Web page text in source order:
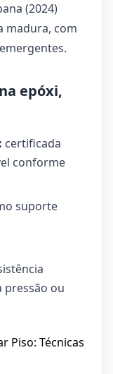
(2024)
madura, com
epóxi,
certificada
conforme
suporte
pressão ou